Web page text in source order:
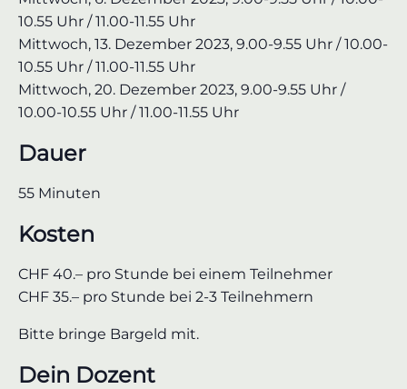
10.55 Uhr / 11.00-11.55 Uhr
Mittwoch, 13. Dezember 2023, 9.00-9.55 Uhr / 10.00-
10.55 Uhr / 11.00-11.55 Uhr
Mittwoch, 20. Dezember 2023, 9.00-9.55 Uhr /
10.00-10.55 Uhr / 11.00-11.55 Uhr
Dauer
55 Minuten
Kosten
CHF 40.– pro Stunde bei einem Teilnehmer
CHF 35.– pro Stunde bei 2-3 Teilnehmern
Bitte bringe Bargeld mit.
Dein Dozent